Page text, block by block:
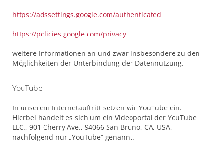
https://adssettings.google.com/authenticated
https://policies.google.com/privacy
weitere Informationen an und zwar insbesondere zu den
Möglichkeiten der Unterbindung der Datennutzung.
YouTube
In unserem Internetauftritt setzen wir YouTube ein.
Hierbei handelt es sich um ein Videoportal der YouTube
LLC., 901 Cherry Ave., 94066 San Bruno, CA, USA,
nachfolgend nur „YouTube“ genannt.